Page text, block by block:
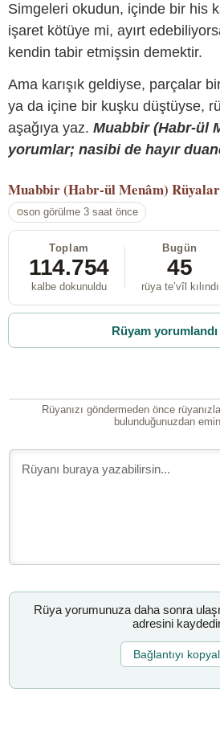
Simgeleri okudun, içinde bir his
işaret kötüye mi, ayırt
kendin tabir etmişsin demektir.
Ama karışık geldiyse, parçalar
ya da içine bir kuşku düştüyse,
aşağıya yaz. Muabbir (Habr-ül
yorumlar; nasibi de hayır
Muabbir (Habr-ül Menâm)
son görülme 3 saat önce
Toplam
114.754
kalbe dokunuldu
Bugün
45
rüya te’vîl kılındı
Rüyam yorumlandı
Rüyanızı göndermeden önce
bulunduğunuzdan
Rüya yorumunuza daha sonra
adresini
Bağlantıyı